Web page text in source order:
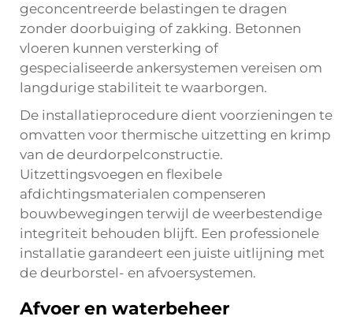
geconcentreerde belastingen te dragen
zonder doorbuiging of zakking. Betonnen
vloeren kunnen versterking of
gespecialiseerde ankersystemen vereisen om
langdurige stabiliteit te waarborgen.
De installatieprocedure dient voorzieningen te
omvatten voor thermische uitzetting en krimp
van de deurdorpelconstructie.
Uitzettingsvoegen en flexibele
afdichtingsmaterialen compenseren
bouwbewegingen terwijl de weerbestendige
integriteit behouden blijft. Een professionele
installatie garandeert een juiste uitlijning met
de deurborstel- en afvoersystemen.
Afvoer en waterbeheer